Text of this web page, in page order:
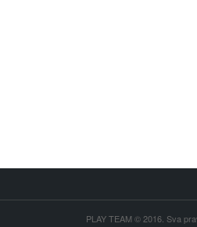
PLAY TEAM © 2016. Sva